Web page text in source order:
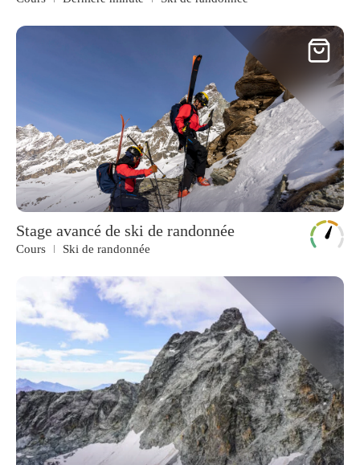
Stage avancé de ski de randonnée
Cours Ski de randonnée